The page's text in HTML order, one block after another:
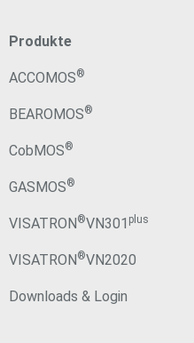
Produkte
ACCOMOS®
BEAROMOS®
CobMOS®
GASMOS®
VISATRON®VN301 plus
VISATRON®VN2020
Downloads & Login